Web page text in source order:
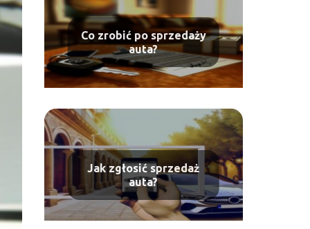
Co zrobić po sprzedaży
auta?
Jak zgłosić sprzedaż
auta?